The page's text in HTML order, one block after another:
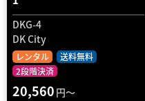
DKG-4
DK City
レンタル
送料無料
2段階決済
20,560 円～